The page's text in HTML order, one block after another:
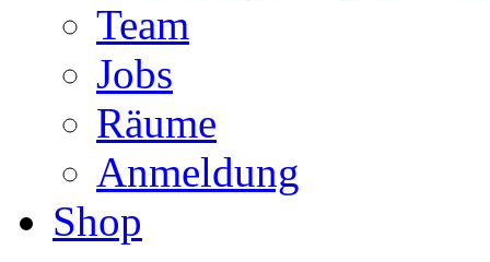
Team
Jobs
Räume
Anmeldung
Shop